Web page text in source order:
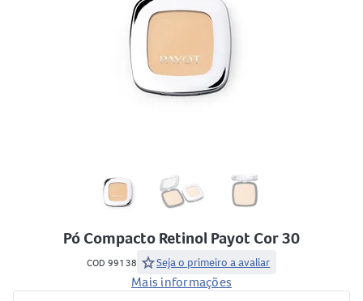
Pó Compacto Retinol Payot Cor 30
COD 99138 starSeja o primeiro a avaliar
Mais informações